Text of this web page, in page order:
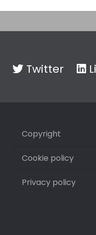
Twitter
Copyright
Cookie policy
Privacy policy